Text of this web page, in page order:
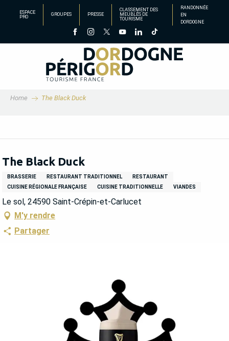
principal
ESPACE
PRO
GROUPES PRESSE
CLASSEMENT DES
MEUBLÉS DE
TOURISME
RANDONNÉE
EN
DORDOGNE
Home The Black Duck
The Black Duck
BRASSERIE RESTAURANT TRADITIONNEL
RESTAURANT
CUISINE RÉGIONALE FRANÇAISE
CUISINE TRADITIONNELLE VIANDES
Le sol, 24590 Saint-Crépin-et-Carlucet
M'y rendre
Partager